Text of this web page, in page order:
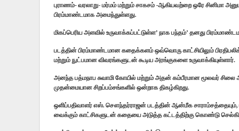
புராணம்- வரலாறு- மர்மம் மற்றும் சாகசம் -ஆகியவற்றை ஒரே
பிரம்மாண்டமாக அமைந்துள்ளது.
மிகப்பெரிய அளவில் உருவாக்கப்பட்டுள்ள’ நாக பந்தம்’ தனது
படத்தின் பிரம்மாண்டமான கதைக்களம் ஒவ்வொரு காட்சியிலும்
மற்றும் நுட்பமான விவரங்களுடன் கூடிய அரங்குகளை உருவாக்கியுள்ளார்.
அனந்த பத்மநாப சுவாமி கோயில் மற்றும் அதன் கம்பீரமான மூலவர்
முதன்மையான சிறப்பம்சங்களில் ஒன்றாக திகழ்கிறது.
ஒளிப்பதிவாளர் எஸ். சௌந்தர்ராஜன் படத்தின் ஆன்மீக சாராம்சத்தையும்,
வைக்கும் காட்சிகளுடன் கதையை அடுத்த கட்டத்திற்கு கொண்டு